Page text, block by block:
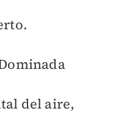
del aire,